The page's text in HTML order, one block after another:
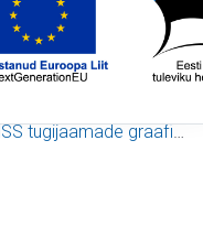
tugijaamade graafikud